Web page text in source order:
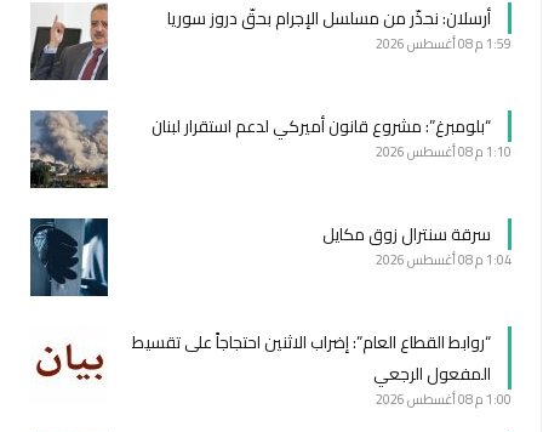
أرسلان: نحذّر من مسلسل الإجرام بحقّ دروز سوريا
1:59 م 08 أغسطس 2026
“بلومبرغ”: مشروع قانون أميركي لدعم استقرار لبنان
1:10 م 08 أغسطس 2026
سرقة سنترال زوق مكايل
1:04 م 08 أغسطس 2026
“روابط القطاع العام”: إضراب الاثنين احتجاجاً على تقسيط
المفعول الرجعي
1:00 م 08 أغسطس 2026